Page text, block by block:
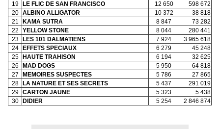
19
LE FLIC DE SAN FRANCISCO 12 650
598 672
20
ALBINO ALLIGATOR 10 372
38 818
21
KAMA SUTRA 8 847
73 282
22
YELLOW STONE 8 044
280 441
23
LES 101 DALMATIENS 7 924
3 965 618
24
EFFETS SPECIAUX 6 279
45 248
25
HAUTE TRAHISON 6 194
32 625
26
MAD DOGS 5 950
64 818
27
MEMOIRES SUSPECTES 5 786
27 865
28
LA NATURE ET SES SECRETS 5 437
291 019
29
CARTON JAUNE 5 323
5 438
30
DIDIER 5 254 2 846 874